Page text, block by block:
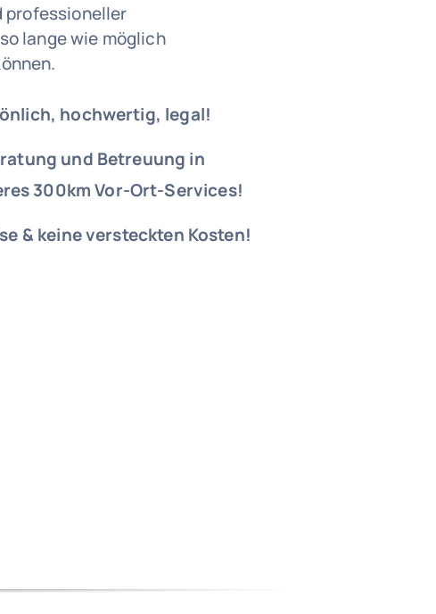
professioneller
lange wie möglich
hochwertig, legal!
und Betreuung in
300km Vor-Ort-Services!
& keine versteckten Kosten!